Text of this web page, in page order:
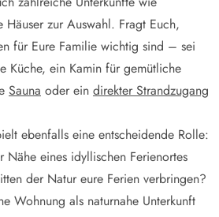
zur Auswahl. Fragt Euch,
für Eure Familie wichtig sind – sei
Küche, ein Kamin für gemütliche
Sauna oder ein direkter Strandzugang
ebenfalls eine entscheidende Rolle:
eines idyllischen Ferienortes
der Natur eure Ferien verbringen?
Wohnung als naturnahe Unterkunft